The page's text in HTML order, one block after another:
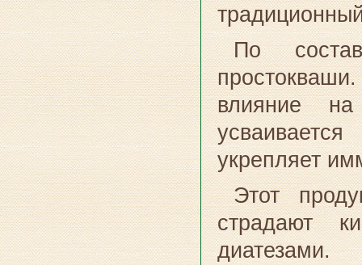
По
влияние
укрепляет
Этот
страдают
диатезами.